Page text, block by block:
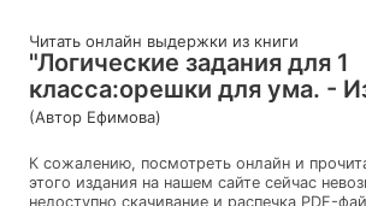
Читать онлайн выдержки из книги
"Логические задания для 1
класса:орешки для ума. -
(Автор Ефимова)
К сожалению, посмотреть онлайн и
этого издания на нашем сайте сейчас
недоступно скачивание и распечка PDF-